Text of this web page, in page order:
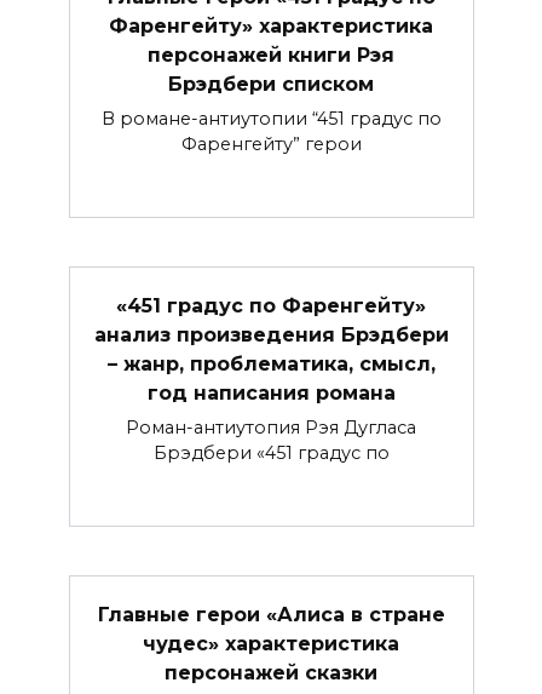
Фаренгейту» характеристика
персонажей книги Рэя
Брэдбери списком
В романе-антиутопии “451 градус по
Фаренгейту” герои
«451 градус по Фаренгейту»
анализ произведения Брэдбери
– жанр, проблематика, смысл,
год написания романа
Роман-антиутопия Рэя Дугласа
Брэдбери «451 градус по
Главные герои «Алиса в стране
чудес» характеристика
персонажей сказки